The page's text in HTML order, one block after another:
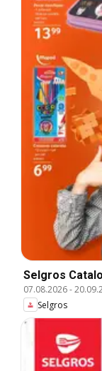
Selgros
07.08.2026-
Selgros